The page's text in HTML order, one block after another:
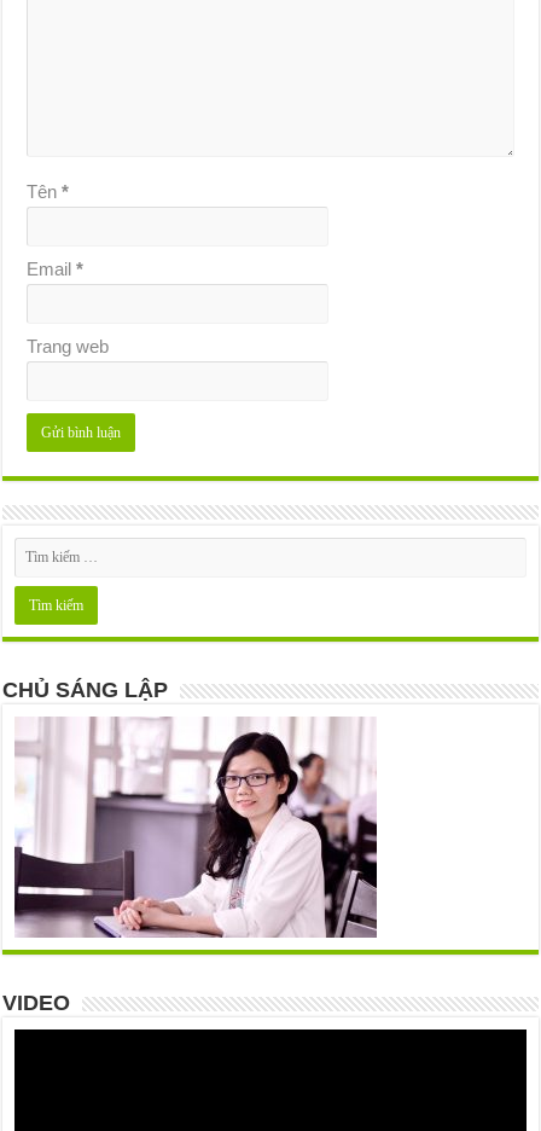
Tên*
Email*
Trang web
CHỦ SÁNG LẬP
VIDEO